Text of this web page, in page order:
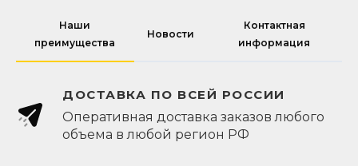
Наши
преимущества
Новости
Контактная
информация
ДОСТАВКА ПО ВСЕЙ РОССИИ
Оперативная доставка заказов любого
объема в любой регион РФ